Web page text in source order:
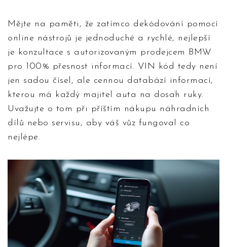
Mějte na paměti, že zatímco dekódování pomocí
online nástrojů je jednoduché a rychlé, nejlepší
je konzultace s autorizovaným prodejcem BMW
pro 100% přesnost informací. VIN kód tedy není
jen sadou čísel, ale cennou databází informací,
kterou má každý majitel auta na dosah ruky.
Uvažujte o tom při příštím nákupu náhradních
dílů nebo servisu, aby váš vůz fungoval co
nejlépe.